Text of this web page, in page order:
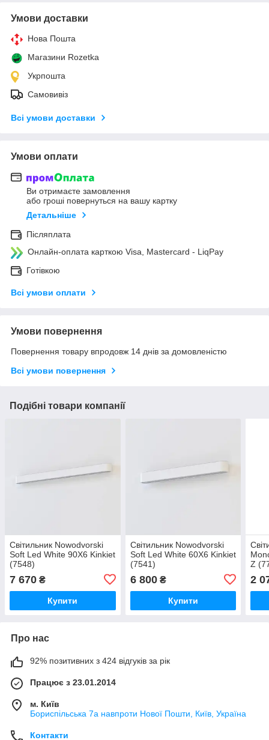
Умови доставки
Нова Пошта
Магазини Rozetka
Укрпошта
Самовивіз
Всі умови доставки
Умови оплати
Ви отримаєте замовлення
або гроші повернуться на вашу картку
Детальніше
Післяплата
Онлайн-оплата карткою Visa, Mastercard - LiqPay
Готівкою
Всі умови оплати
Умови повернення
Повернення товару впродовж 14 днів за домовленістю
Всі умови повернення
Подібні товари компанії
Світильник Nowodvorski
Soft Led White 90X6 Kinkiet
(7548)
7 670 ₴
Купити
Світильник Nowodvorski
Soft Led White 60X6 Kinkiet
(7541)
6 800₴
Купити
Z
2
Про нас
92% позитивних з 424 відгуків за рік
Працює з 23.01.2014
м. Київ
Бориспільська 7а навпроти Нової Пошти, Київ, Україна
Контакти